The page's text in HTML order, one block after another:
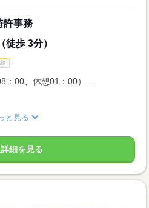
許事務
歩 3分）
00、休憩01：00）...
と見る
細を見る